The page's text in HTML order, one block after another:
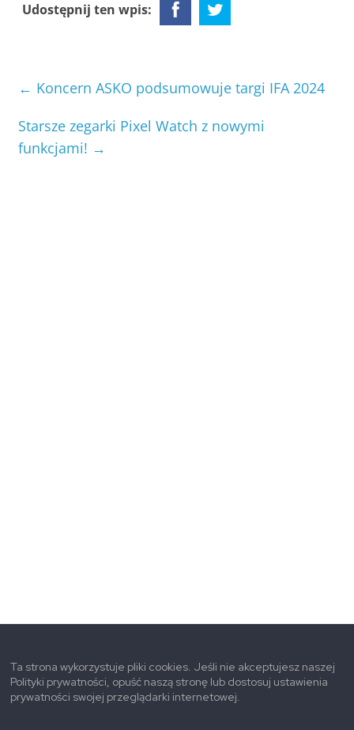
Udostępnij ten wpis:
← Koncern ASKO podsumowuje targi IFA 2024
Starsze zegarki Pixel Watch z nowymi
funkcjami! →
Ta strona wykorzystuje pliki cookies. Jeśli nie akceptujesz naszej
Polityki prywatności, opuść naszą stronę lub dostosuj ustawienia
prywatności swojej przeglądarki internetowej.